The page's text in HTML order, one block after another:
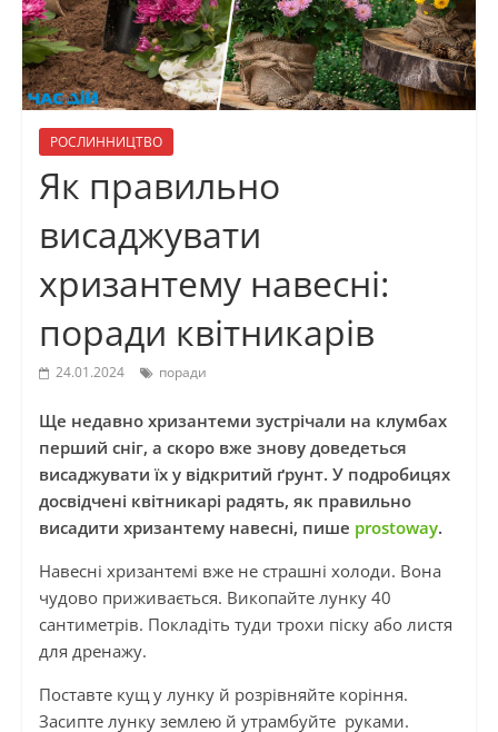
РОСЛИННИЦТВО
Як правильно
висаджувати
хризантему навесні:
поради квітникарів
24.01.2024 поради
Ще недавно хризантеми зустрічали на клумбах
перший сніг, а скоро вже знову доведеться
висаджувати їх у відкритий ґрунт. У подробицях
досвідчені квітникарі радять, як правильно
висадити хризантему навесні, пише prostoway.
Навесні хризантемі вже не страшні холоди. Вона
чудово приживається. Викопайте лунку 40
сантиметрів. Покладіть туди трохи піску або листя
для дренажу.
Поставте кущ у лунку й розрівняйте коріння.
Засипте лунку землею й утрамбуйте руками.